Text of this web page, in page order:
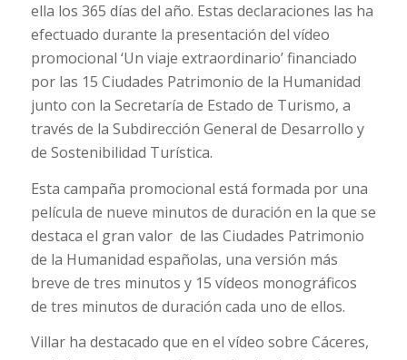
ella los 365 días del año. Estas declaraciones las ha
efectuado durante la presentación del vídeo
promocional ‘Un viaje extraordinario’ financiado
por las 15 Ciudades Patrimonio de la Humanidad
junto con la Secretaría de Estado de Turismo, a
través de la Subdirección General de Desarrollo y
de Sostenibilidad Turística.
Esta campaña promocional está formada por una
película de nueve minutos de duración en la que se
destaca el gran valor de las Ciudades Patrimonio
de la Humanidad españolas, una versión más
breve de tres minutos y 15 vídeos monográficos
de tres minutos de duración cada uno de ellos.
Villar ha destacado que en el vídeo sobre Cáceres,